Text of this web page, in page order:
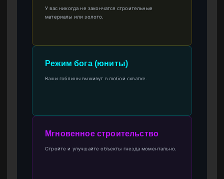
У вас никогда не закончатся строительные
материалы или золото.
Режим бога (юниты)
Ваши гоблины выживут в любой схватке.
Мгновенное строительство
Стройте и улучшайте объекты гнезда моментально.